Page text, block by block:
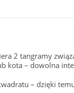
2 tangramy
kota – dowolna
– dzięki